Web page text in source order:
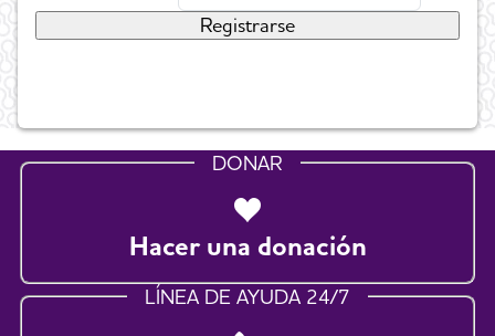
DONAR
Hacer una donación
LÍNEA DE AYUDA 24/7